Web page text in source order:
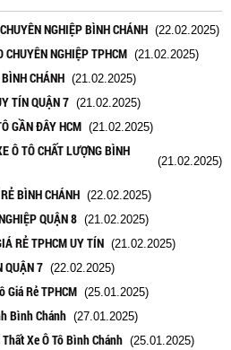
NGHIỆP BÌNH CHÁNH (22.02.2025)
NGHIỆP TPHCM (21.02.2025)
CHÁNH (21.02.2025)
TÍN QUẬN 7 (21.02.2025)
GẦN ĐÂY HCM (21.02.2025)
Ô TÔ CHẤT LƯỢNG BÌNH
(21.02.2025)
BÌNH CHÁNH (22.02.2025)
QUẬN 8 (21.02.2025)
RẺ TPHCM UY TÍN (21.02.2025)
QUẬN 7 (22.02.2025)
Giá Rẻ TPHCM (25.01.2025)
Bình Chánh (27.01.2025)
Xe Ô Tô Bình Chánh (25.01.2025)